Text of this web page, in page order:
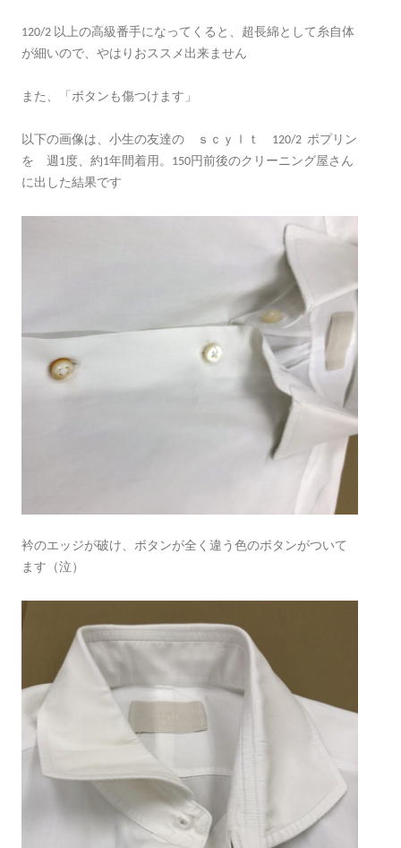
120/2 以上の高級番手になってくると、超長綿として糸自体
が細いので、やはりおススメ出来ません
また、「ボタンも傷つけます」
以下の画像は、小生の友達の ｓｃｙｌｔ 120/2 ポプリン
を 週1度、約1年間着用。150円前後のクリーニング屋さん
に出した結果です
衿のエッジが破け、ボタンが全く違う色のボタンがついて
ます（泣）